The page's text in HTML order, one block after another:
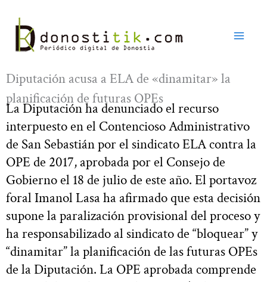
contenido
Diputación acusa a ELA de «dinamitar» la
planificación de futuras OPEs
La Diputación ha denunciado el recurso
interpuesto en el Contencioso Administrativo
de San Sebastián por el sindicato ELA contra la
OPE de 2017, aprobada por el Consejo de
Gobierno el 18 de julio de este año. El portavoz
foral Imanol Lasa ha afirmado que esta decisión
supone la paralización provisional del proceso y
ha responsabilizado al sindicato de “bloquear” y
“dinamitar” la planificación de las futuras OPEs
de la Diputación. La OPE aprobada comprende